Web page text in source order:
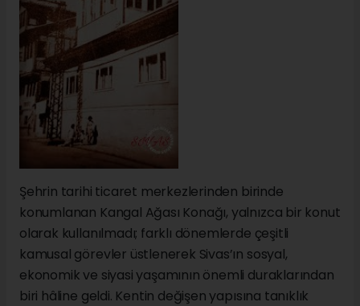
Şehrin tarihi ticaret merkezlerinden birinde
konumlanan Kangal Ağası Konağı, yalnızca bir konut
olarak kullanılmadı; farklı dönemlerde çeşitli
kamusal görevler üstlenerek Sivas’ın sosyal,
ekonomik ve siyasi yaşamının önemli duraklarından
biri hâline geldi. Kentin değişen yapısına tanıklık